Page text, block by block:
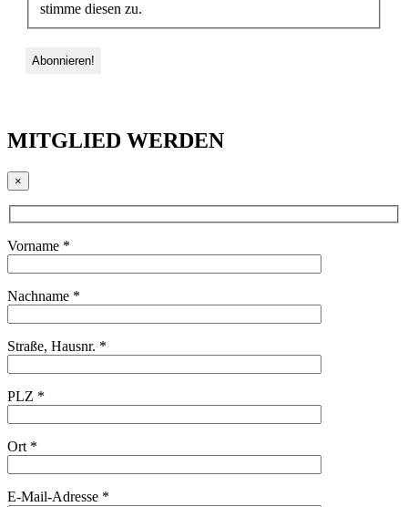
stimme diesen zu.
MITGLIED WERDEN
×
Vorname *
Nachname *
Straße, Hausnr. *
PLZ *
Ort *
E-Mail-Adresse *